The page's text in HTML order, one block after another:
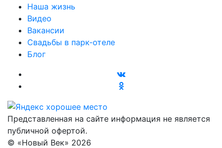
Наша жизнь
Видео
Вакансии
Свадьбы в парк-отеле
Блог
Представленная на сайте информация не является
публичной офертой.
© «Новый Век» 2026